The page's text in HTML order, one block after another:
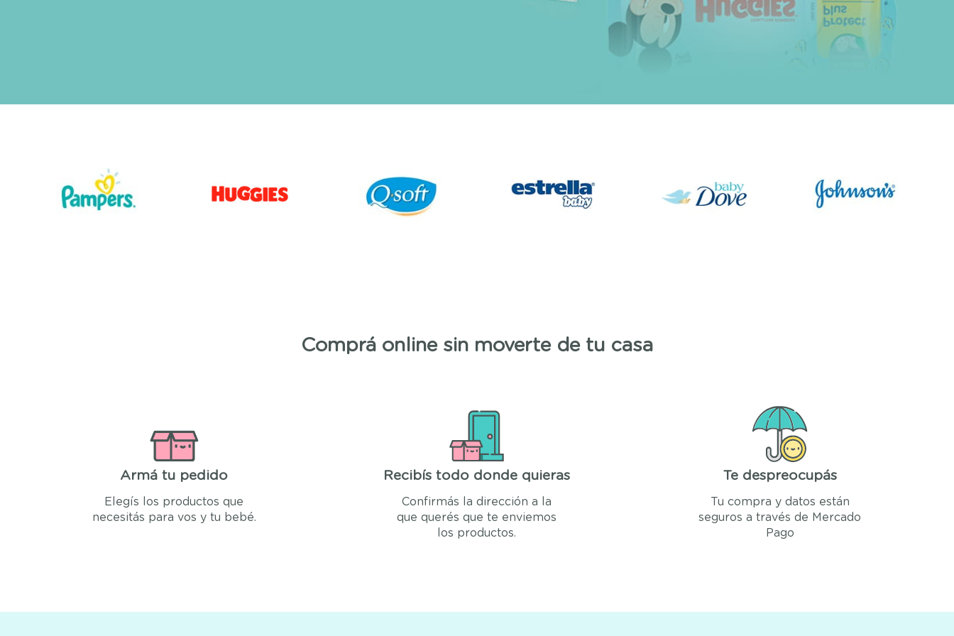
Comprá online sin moverte de tu casa
Armá tu pedido
Elegís los productos que
necesitás para vos y tu bebé.
Recibís todo donde quieras
Confirmás la dirección a la
que querés que te enviemos
los productos.
Te despreocupás
Tu compra y datos están
seguros a través de Mercado
Pago